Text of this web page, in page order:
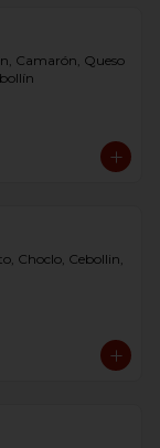
Camarón, Queso
Choclo, Cebollin,